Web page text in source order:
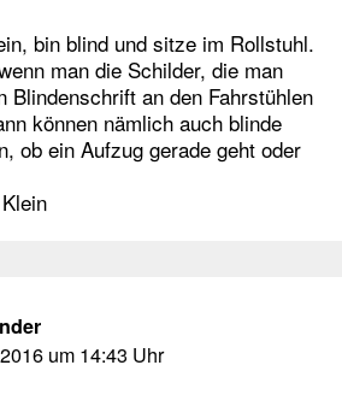
bin blind und sitze im Rollstuhl.
man die Schilder, die man
Blindenschrift an den Fahrstühlen
können nämlich auch blinde
ob ein Aufzug gerade geht oder
um 14:43 Uhr